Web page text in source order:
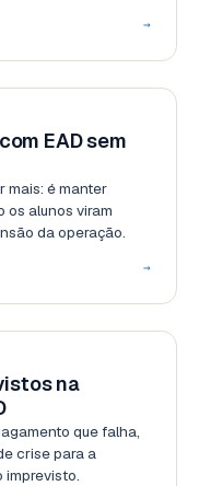
→
EAD sem
mais: é manter
os alunos viram
da operação.
→
na
que falha,
crise para a
imprevisto.